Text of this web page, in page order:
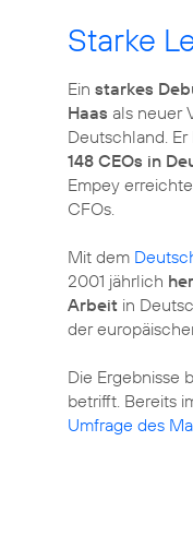
Starke
Ein starkes
Haas als neuer
Deutschland.
148 CEOs in
Empey
CFOs.
Mit dem
2001 jährlich
Arbeit in
der
Die Ergebnisse
betrifft. Bereits
Umfrage des